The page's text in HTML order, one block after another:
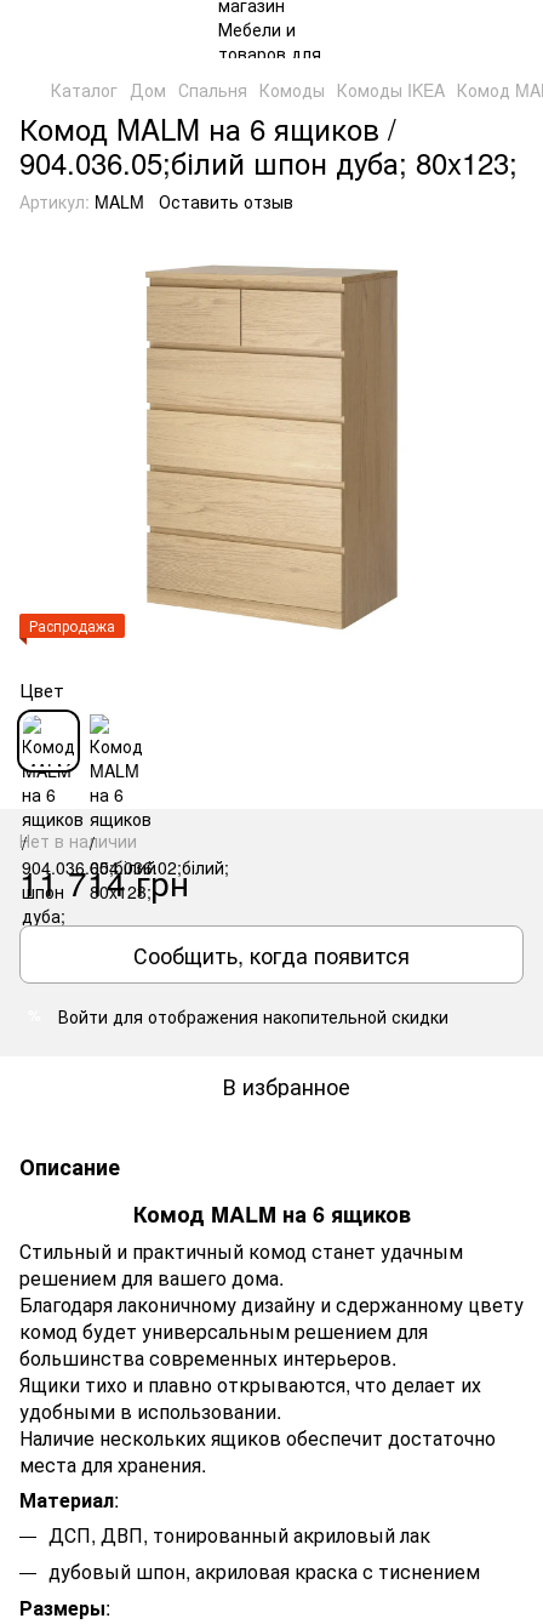
Каталог Дом Спальня Комоды Комоды IKEA Комод
Комод MALM на 6 ящиков /
904.036.05;білий шпон дуба; 80x123;
Артикул: MALM Оставить отзыв
Распродажа
Цвет
Нет в наличии
11 714 грн
Сообщить, когда появится
Войти для отображения накопительной скидки
В избранное
Описание
Комод MALM на 6 ящиков
Стильный и практичный комод станет удачным
решением для вашего дома.
Благодаря лаконичному дизайну и сдержанному цвету
комод будет универсальным решением для
большинства современных интерьеров.
Ящики тихо и плавно открываются, что делает их
удобными в использовании.
Наличие нескольких ящиков обеспечит достаточно
места для хранения.
Материал:
ДСП, ДВП, тонированный акриловый лак
дубовый шпон, акриловая краска с тиснением
Размеры: